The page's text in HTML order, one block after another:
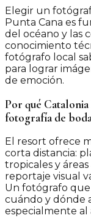
Elegir un
Punta Cana es
del océano y las
conocimiento
fotógrafo local
para lograr
de emoción.
Por qué
fotografía de
El resort ofrece
corta distancia:
tropicales y
reportaje visual
Un fotógrafo
cuándo y dónde
especialmente al